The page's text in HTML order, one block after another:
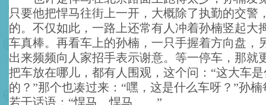
只要他把悍马往街上一开，大概除了执勤的交警
的。不仅如此，一路上还常有人冲着孙楠竖起大
车真棒。再看车上的孙楠，一只手握着方向盘，
出来频频向人家招手表示谢意。等一停车，那就
把车放在哪儿，都有人围观，这个问：“这大车
的？”那个也凑过来：“嘿，这是什么车呀？”孙
若干话语：“悍马、悍马……”